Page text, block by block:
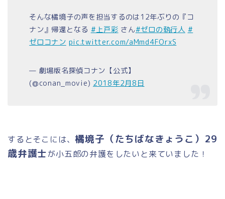
そんな橘境子の声を担当するのは12年ぶりの『コ
ナン』帰還となる #上戸彩 さん#ゼロの執行人 #
ゼロコナン pic.twitter.com/aMmd4FOrxS
— 劇場版名探偵コナン【公式】
(@conan_movie) 2018年2月8日
するとそこには、 橘境子（たちばなきょうこ）29
歳弁護士が小五郎の弁護をしたいと来ていました！